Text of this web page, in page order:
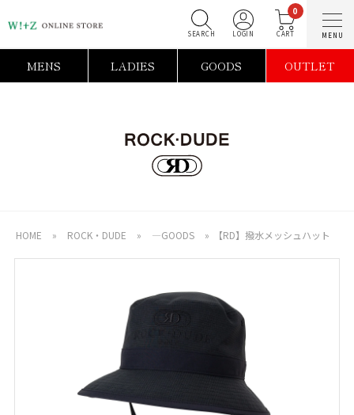
0
MENS LADIES GOODS OUTLET
HOME » ROCK・DUDE » ―GOODS » 【RD】撥水メッシュハット